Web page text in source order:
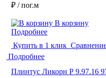
₽ / пог.м
В корзину
Подробнее
Купить в 1 клик
Подробнее
Плинтус Ликорн Р 9.97.16